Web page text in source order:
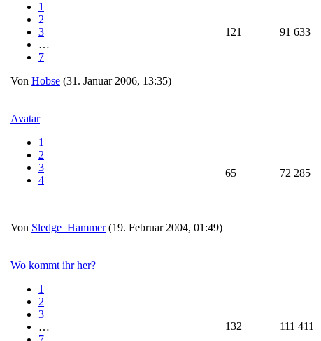
1
2
3
…
7
Von Hobse (31. Januar 2006, 13:35)
121 91 633
Avatar
1
2
3
4
Von Sledge_Hammer(19. Februar 2004, 01:49)
65 72 285
Wo kommt ihr her?
1
2
3
…
132 111 411